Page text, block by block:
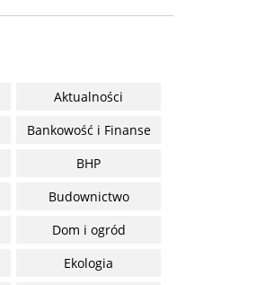
Aktualności
Bankowość i Finanse
BHP
Budownictwo
Dom i ogród
Ekologia